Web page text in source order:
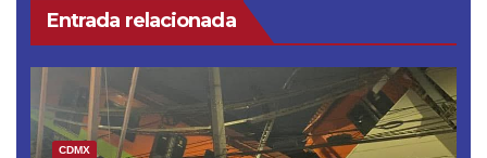
Entrada relacionada
CDMX